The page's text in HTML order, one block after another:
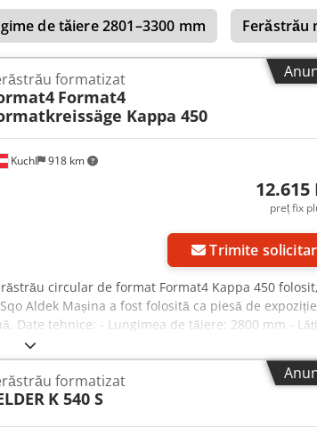
ferestre, uși, panouri, materiale plastice, materiale
de tăiere 2801–3300 mm
Ferăstrău
Kuchl 918 km
formatizat
Format4
Kappa 450
12.615
preț fix
Trimite
circular de format Format4 Kappa 450
Aldek Mașina a fost folosită ca piesă de
Date tehnice: - Lungimea de tăiere: 2800 mm -
Diametrul maxim al pânzei: 450 mm - Reglare
120 mm - Puterea motorului: 7,5 kW / 10,2 CP - An
poate fi inspectată oricând în timpul programului
06244-20299 Termeni relevanți: ferăstrău,
R-A0117
formatizat
K 540 S